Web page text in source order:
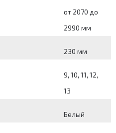
от 2070 до
2990 мм
230 мм
9, 10, 11, 12,
13
Белый